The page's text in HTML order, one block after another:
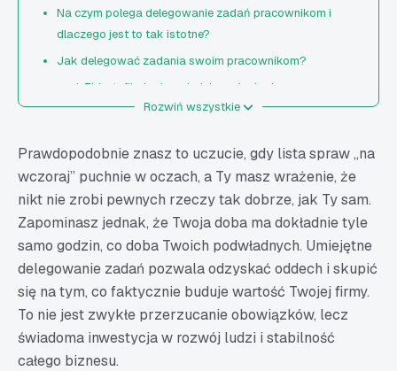
Na czym polega delegowanie zadań pracownikom i
dlaczego jest to tak istotne?
Jak delegować zadania swoim pracownikom?
1. Zidentyfikuj odpowiednie zadania do
oddelegowania
3. Proces delegowania zadań – przejrzysta
komunikacja to fundament. Jasno określ cele,
oczekiwania i zakres odpowiedzialności
4. Zapewnij swobodę działania
5. Monitoruj postępy i zapewnij wsparcie w razie
potrzeby
zadania
7. Przeanalizuj możliwości dalszego rozwoju
Rozwiń wszystkie
Prawdopodobnie znasz to uczucie, gdy lista spraw „na
wczoraj” puchnie w oczach, a Ty masz wrażenie, że
nikt nie zrobi pewnych rzeczy tak dobrze, jak Ty sam.
Zapominasz jednak, że Twoja doba ma dokładnie tyle
samo godzin, co doba Twoich podwładnych. Umiejętne
delegowanie zadań pozwala odzyskać oddech i skupić
się na tym, co faktycznie buduje wartość Twojej firmy.
To nie jest zwykłe przerzucanie obowiązków, lecz
świadoma inwestycja w rozwój ludzi i stabilność
całego biznesu.